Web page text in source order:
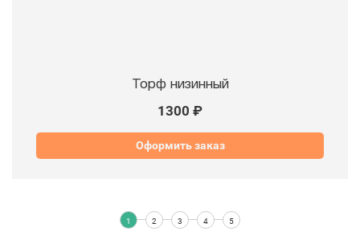
Торф низинный
1300 ₽
Оформить заказ